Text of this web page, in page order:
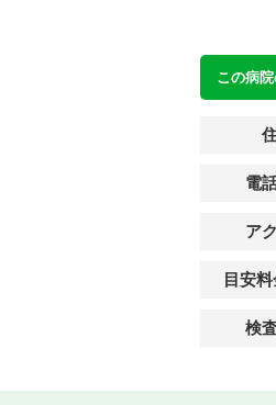
この病
電
ア
目安
検